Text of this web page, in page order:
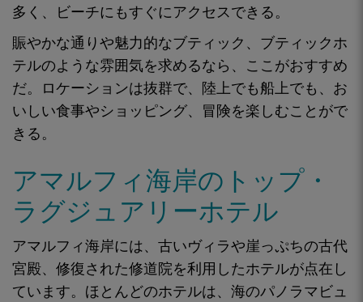
多く 、ビーチにもすぐにアクセスできる。
賑やかな通りや魅力的なブティック、ブティックホ
テルのような雰囲気を求めるなら、ここがおすすめ
だ。ロケーションは抜群で、陸上でも船上でも、 お
いしい食事やショッピング、冒険を楽しむことがで
きる。
アマルフィ海岸のトップ・
ラグジュアリーホテル
アマルフィ海岸には、古いヴィラや崖っぷちの古代
宮殿、修復された修道院を利用したホテルが点在し
ています。ほとんどのホテルは、海のパノラマビュ